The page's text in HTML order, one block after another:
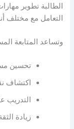
الطالبة تطوير
التعامل مع مختلف
وتساعد المتابعة
تحسين
اكتشاف
التدريب
زيادة